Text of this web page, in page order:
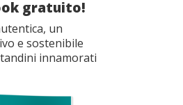
gratuito!
un
e sostenibile
innamorati